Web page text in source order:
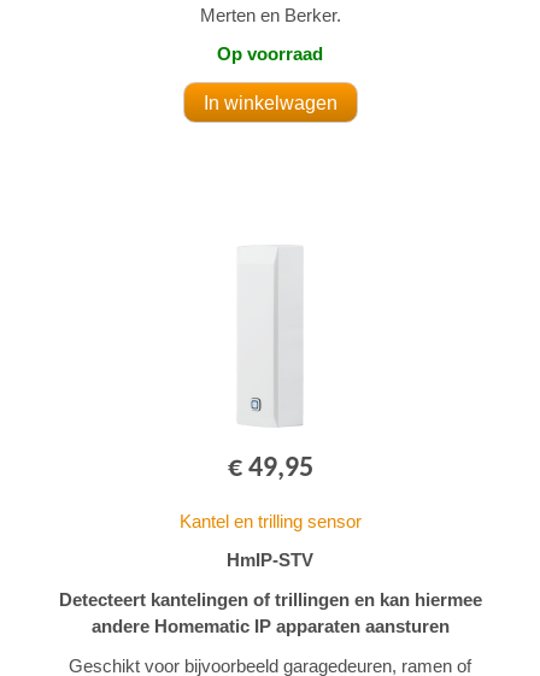
Merten en Berker.
Op voorraad
€ 49,95
Kantel en trilling sensor
HmIP-STV
Detecteert kantelingen of trillingen en kan hiermee
andere Homematic IP apparaten aansturen
Geschikt voor bijvoorbeeld garagedeuren, ramen of